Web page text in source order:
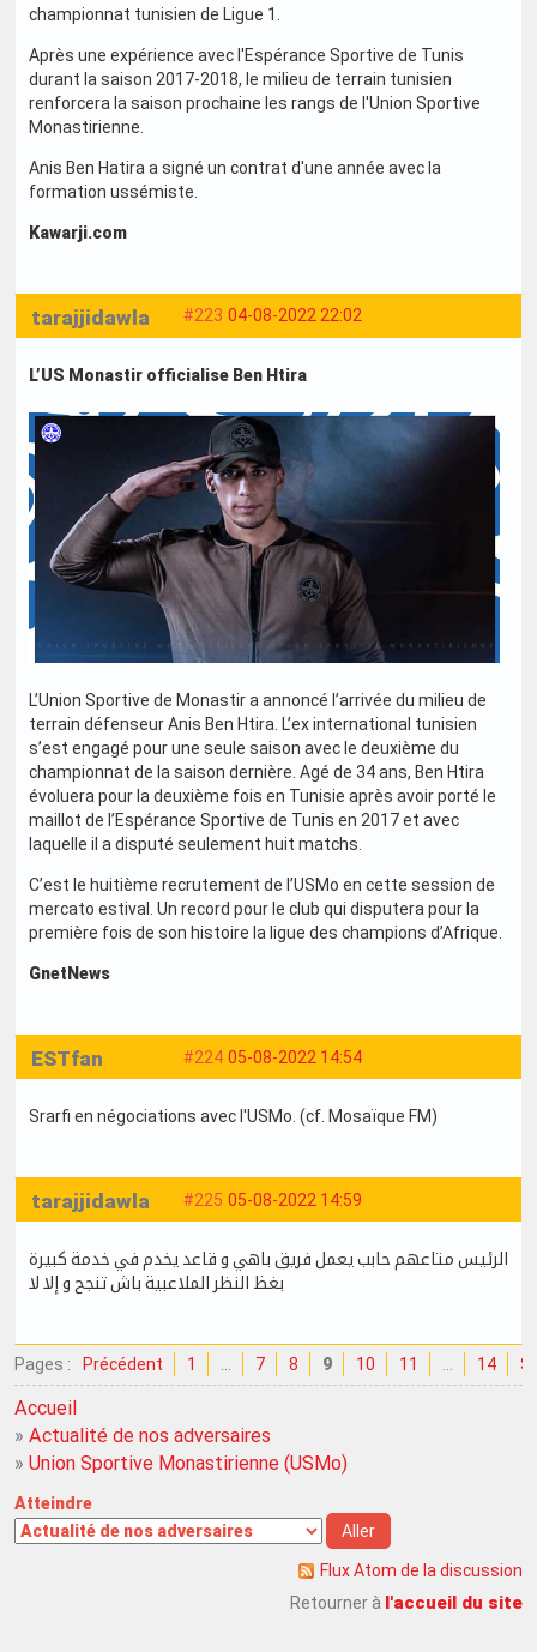
championnat tunisien de Ligue 1.
Après une expérience avec l'Espérance Sportive de Tunis
durant la saison 2017-2018, le milieu de terrain tunisien
renforcera la saison prochaine les rangs de l'Union Sportive
Monastirienne.
Anis Ben Hatira a signé un contrat d'une année avec la
formation ussémiste.
Kawarji.com
#223 04-08-2022 22:02
tarajjidawla
L’US Monastir officialise Ben Htira
L’Union Sportive de Monastir a annoncé l’arrivée du milieu de
terrain défenseur Anis Ben Htira. L’ex international tunisien
s’est engagé pour une seule saison avec le deuxième du
championnat de la saison dernière. Agé de 34 ans, Ben Htira
évoluera pour la deuxième fois en Tunisie après avoir porté le
maillot de l’Espérance Sportive de Tunis en 2017 et avec
laquelle il a disputé seulement huit matchs.
C’est le huitième recrutement de l’USMo en cette session de
mercato estival. Un record pour le club qui disputera pour la
première fois de son histoire la ligue des champions d’Afrique.
GnetNews
#224 05-08-2022 14:54
ESTfan
Srarfi en négociations avec l'USMo. (cf. Mosaïque FM)
#225 05-08-2022 14:59
tarajjidawla
الرئيس متاعهم حابب يعمل فريق باهي و قاعد يخدم في خدمة كبيرة
بغظ النظر الملاعبية باش تنجح و إلا لا
Pages : Précédent 1 … 7 8 9 10 11 … 14
Accueil
» Actualité de nos adversaires
» Union Sportive Monastirienne (USMo)
Atteindre
Flux Atom de la discussion
Retourner à l'accueil du site